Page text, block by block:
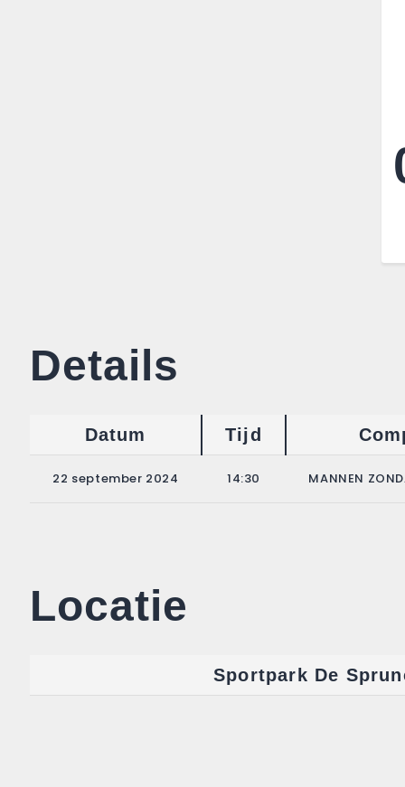
Details
Datum Tijd
22 september 2024 14:30 MANNEN
Locatie
Sportpark De